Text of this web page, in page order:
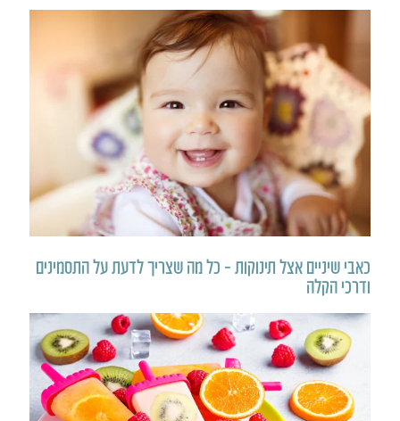
כאבי שיניים אצל תינוקות – כל מה שצריך לדעת על התסמינים
ודרכי הקלה